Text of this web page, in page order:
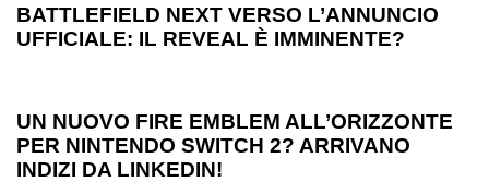
BATTLEFIELD NEXT VERSO L’ANNUNCIO
UFFICIALE: IL REVEAL È IMMINENTE?
UN NUOVO FIRE EMBLEM ALL’ORIZZONTE
PER NINTENDO SWITCH 2? ARRIVANO
INDIZI DA LINKEDIN!